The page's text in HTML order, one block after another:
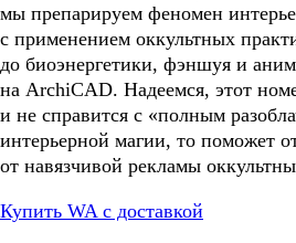
мы препарируем феномен
с применением оккультных
до биоэнергетики, фэншуя и
на ArchiCAD. Надеемся, этот
и не справится с «полным
интерьерной магии, то поможет
от навязчивой рекламы
Купить WA с доставкой